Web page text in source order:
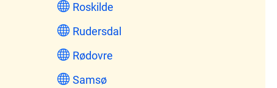
Roskilde
Rudersdal
Rødovre
Samsø